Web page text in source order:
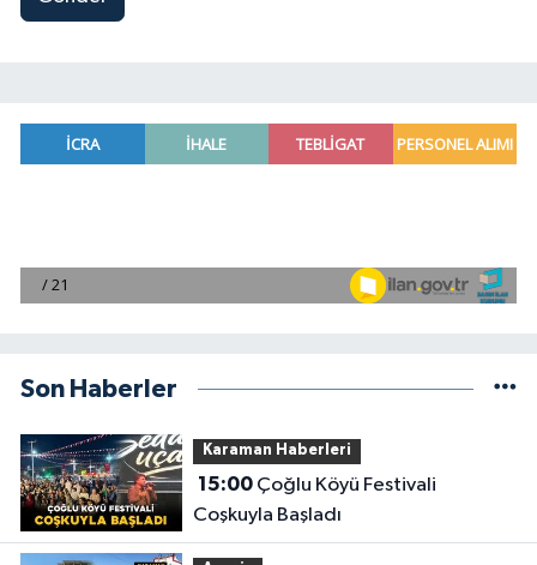
Son Haberler
Karaman Haberleri
15:00Çoğlu Köyü Festivali
Coşkuyla Başladı